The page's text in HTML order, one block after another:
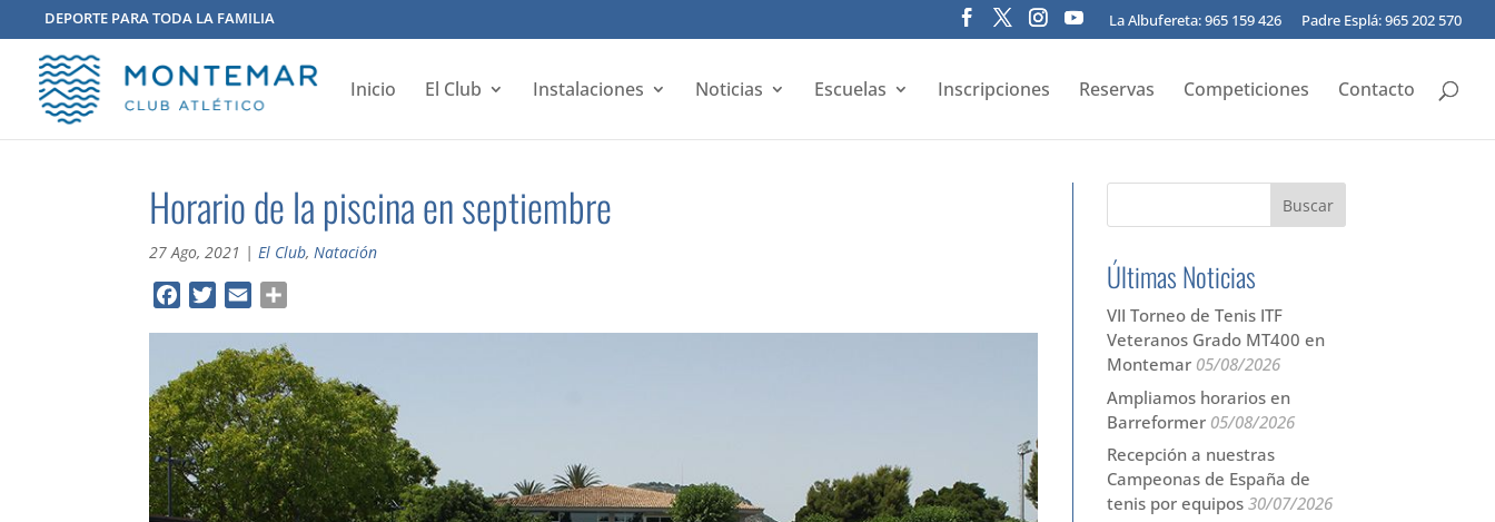
DEPORTE PARA TODA LA FAMILIA La Albufereta: 965 159 426 Padre Esplá: 965 202 570
Inicio El Club Instalaciones Noticias Escuelas Inscripciones Reservas Competiciones Contacto
Horario de la piscina en septiembre
27 Ago, 2021 |El Club,Natación
e
b
o
o
k
i
t
t
e
r
a
i
l
m
p
a
r
t
i
r
Últimas Noticias
VII Torneo de Tenis ITF
Veteranos Grado MT400 en
Montemar 05/08/2026
Ampliamos horarios en
Barreformer 05/08/2026
Recepción a nuestras
Campeonas de España de
tenis por equipos 30/07/2026